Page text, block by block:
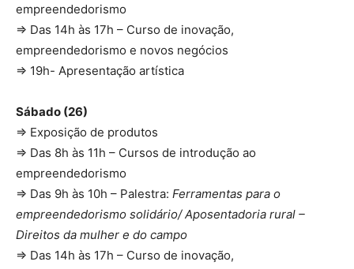
empreendedorismo
⇒ Das 14h às 17h – Curso de inovação,
empreendedorismo e novos negócios
⇒ 19h- Apresentação artística
Sábado (26)
⇒ Exposição de produtos
⇒ Das 8h às 11h – Cursos de introdução ao
empreendedorismo
⇒ Das 9h às 10h – Palestra: Ferramentas para o
empreendedorismo solidário/ Aposentadoria rural –
Direitos da mulher e do campo
⇒ Das 14h às 17h – Curso de inovação,